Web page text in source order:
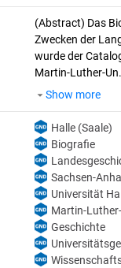
(Abstract) Das
Zwecken der
wurde der
Martin-Luther-
Show more
Halle (Saale)
Biografie
Sachsen-
Universität
Martin-
Geschichte